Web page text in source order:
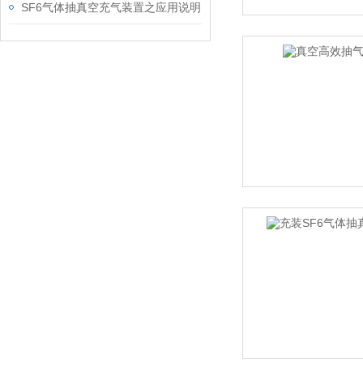
SF6气体抽真空充气装置之应用说明